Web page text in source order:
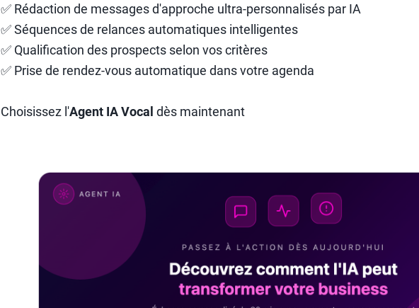
✅ Rédaction de messages d'approche ultra-personnalisés par IA
✅ Séquences de relances automatiques intelligentes
✅ Qualification des prospects selon vos critères
✅ Prise de rendez-vous automatique dans votre agenda
Choisissez l'Agent IA Vocal dès maintenant